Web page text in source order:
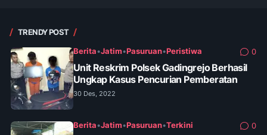
TRENDY POST
Berita•Jatim•Pasuruan•Peristiwa 0
Unit Reskrim Polsek Gadingrejo Berhasil
Ungkap Kasus Pencurian Pemberatan
30 Des, 2022
Berita•Jatim•Pasuruan•Terkini 0